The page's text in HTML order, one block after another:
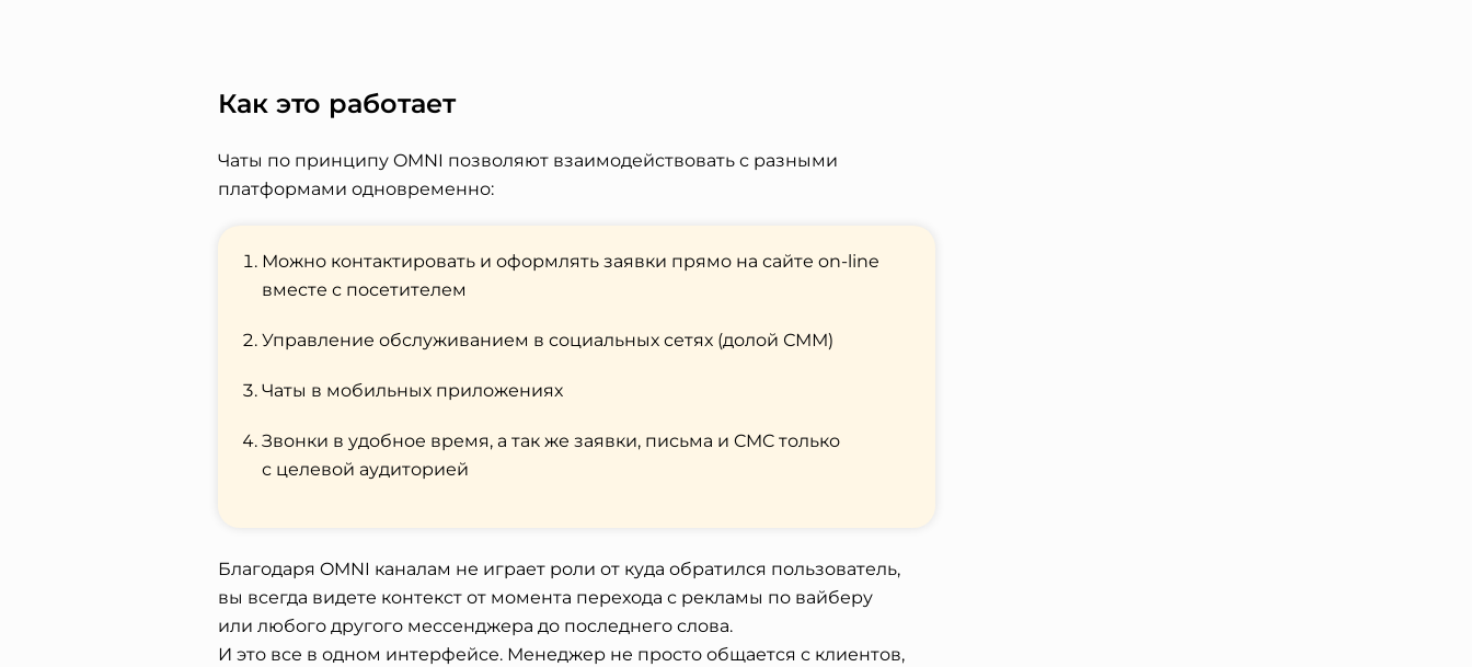
Как это работает
Чаты по принципу OMNI позволяют взаимодействовать с разными
платформами одновременно:
Можно контактировать и оформлять заявки прямо на сайте on-line
вместе с посетителем
Управление обслуживанием в социальных сетях (долой СММ)
Чаты в мобильных приложениях
Звонки в удобное время, а так же заявки, письма и CMC только
с целевой аудиторией
Благодаря OMNI каналам не играет роли от куда обратился пользователь,
вы всегда видете контекст от момента перехода с рекламы по вайберу
или любого другого мессенджера до последнего слова.
И это все в одном интерфейсе. Менеджер не просто общается с клиентов,